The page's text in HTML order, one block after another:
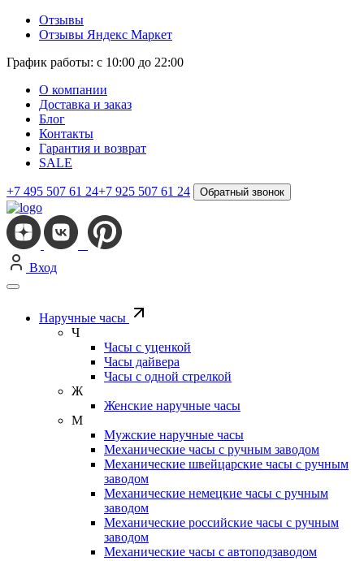
Отзывы
Отзывы Яндекс Маркет
График работы: с 10:00 до 22:00
О компании
Доставка и заказ
Блог
Контакты
Гарантия и возврат
SALE
+7 495 507 61 24+7 925 507 61 24 Обратный звонок
Вход
Наручные часы
Ч
Часы с уценкой
Часы дайвера
Часы с одной стрелкой
Ж
Женские наручные часы
М
Мужские наручные часы
Механические часы с ручным заводом
Механические швейцарские часы с ручным
заводом
Механические немецкие часы с ручным
заводом
Механические российские часы с ручным
заводом
Механические часы с автоподзаводом